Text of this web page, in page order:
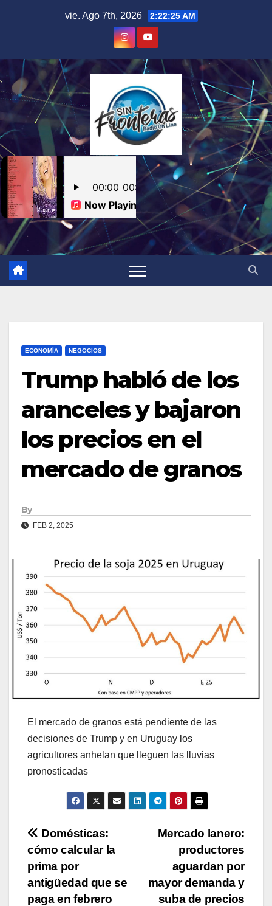
vie. Ago 7th, 2026 2:22:26 AM
ECONOMÍA NEGOCIOS
Trump habló de los
aranceles y bajaron
los precios en el
mercado de granos
By
FEB 2, 2025
El mercado de granos está pendiente de las
decisiones de Trump y en Uruguay los
agricultores anhelan que lleguen las lluvias
pronosticadas
Navegación
de
entradas
Mercado lanero:
productores
aguardan por
mayor demanda y
suba de precios
Domésticas:
cómo calcular la
prima por
antigüedad que se
paga en febrero